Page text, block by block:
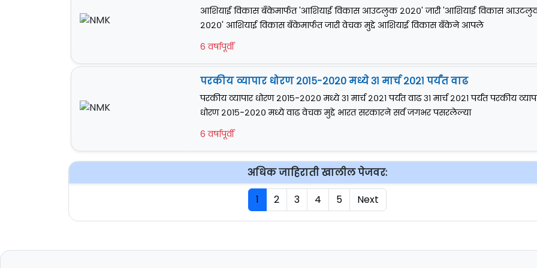
आशियाई विकास बँकेमार्फत 'आशियाई विकास आउटलुक २०२०' जारी 'आशियाई विकास
२०२०' आशियाई विकास बँकेमार्फत जारी वेचक मुद्दे आशियाई विकास बँकेने आपले
6 वर्षापूर्वी
परकीय व्यापार धोरण २०१५-२०२० मध्ये ३१ मार्च २०२१ पर्यंत वाढ
परकीय व्यापार धोरण २०१५-२०२० मध्ये ३१ मार्च २०२१ पर्यंत वाढ ३१ मार्च २०२१ पर्यंत परकीय
धोरण २०१५-२०२० मध्ये वाढ वेचक मुद्दे भारत सरकारने सर्व जगभर पसरलेल्या
6 वर्षापूर्वी
अधिक जाहिराती खालील पेजवर:
1
2 3 4 5 Next